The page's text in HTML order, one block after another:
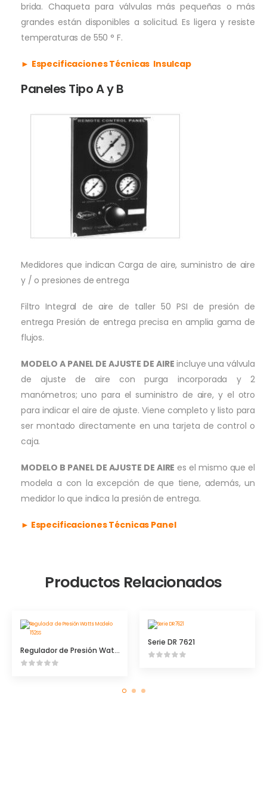
brida. Chaqueta para válvulas más pequeñas o más
grandes están disponibles a solicitud. Es ligera y resiste
temperaturas de 550 ° F.
► Especificaciones Técnicas Insulcap
Paneles Tipo A y B
Medidores que indican Carga de aire, suministro de aire
y / o presiones de entrega
Filtro Integral de aire de taller 50 PSI de presión de
entrega Presión de entrega precisa en amplia gama de
flujos.
MODELO A PANEL DE AJUSTE DE AIRE incluye una válvula
de ajuste de aire con purga incorporada y 2
manómetros; uno para el suministro de aire, y el otro
para indicar el aire de ajuste. Viene completo y listo para
ser montado directamente en una tarjeta de control o
caja.
MODELO B PANEL DE AJUSTE DE AIRE es el mismo que el
modela a con la excepción de que tiene, además, un
medidor lo que indica la presión de entrega.
► Especificaciones Técnicas Panel
Productos Relacionados
Regulador de Presión Watts Modelo 152SS
Serie DR 7621